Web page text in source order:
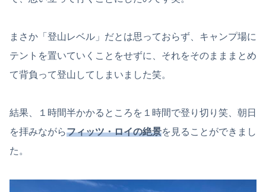
まさか「登山レベル」だとは思っておらず、キャンプ場に
テントを置いていくことをせずに、それをそのまままとめ
て背負って登山してしまいました笑。
結果、１時間半かかるところを１時間で登り切り笑、朝日
を拝みながらフィッツ・ロイの絶景を見ることができまし
た。